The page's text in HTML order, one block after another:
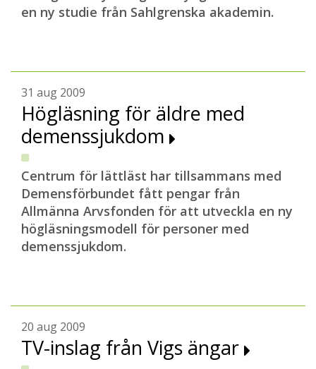
en ny studie från Sahlgrenska akademin.
31 aug 2009
Högläsning för äldre med
demenssjukdom
Centrum för lättläst har tillsammans med
Demensförbundet fått pengar från
Allmänna Arvsfonden för att utveckla en ny
högläsningsmodell för personer med
demenssjukdom.
20 aug 2009
TV-inslag från Vigs ängar